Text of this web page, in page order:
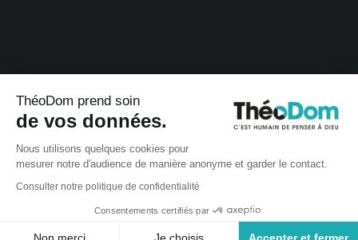
ThéoDom prend soin
de vos données.
Nous utilisons quelques cookies pour
mesurer notre d'audience de manière anonyme et garder le contact.
Consulter notre politique de confidentialité
Consentements certifiés par